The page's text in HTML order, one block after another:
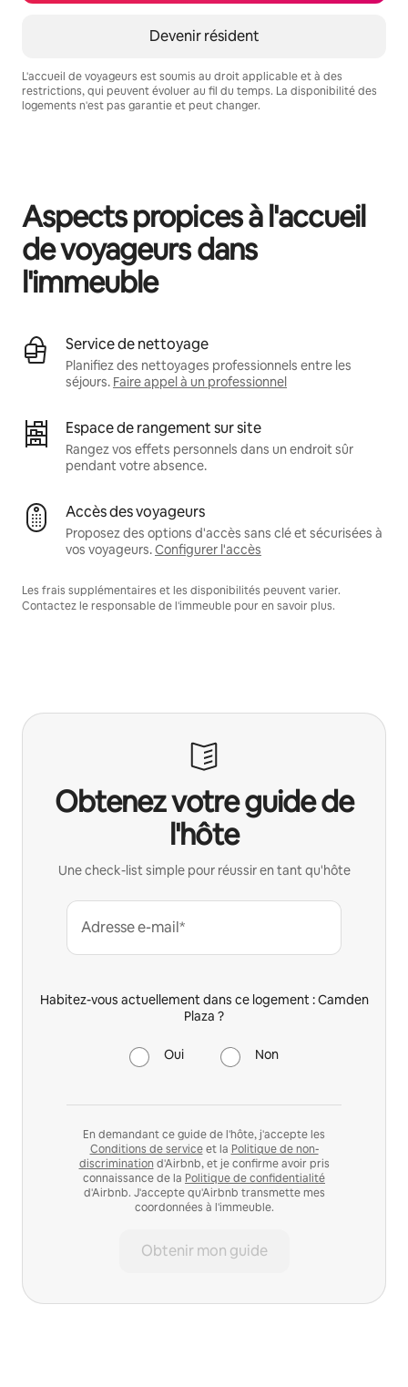
Devenir résident
L'accueil de voyageurs est soumis au droit applicable et à des
restrictions, qui peuvent évoluer au fil du temps. La disponibilité des
logements n'est pas garantie et peut changer.
Aspects propices à l'accueil
de voyageurs dans
l'immeuble
Service de nettoyage
Planifiez des nettoyages professionnels entre les
séjours. Faire appel à un professionnel
Espace de rangement sur site
Rangez vos effets personnels dans un endroit sûr
pendant votre absence.
Accès des voyageurs
Proposez des options d'accès sans clé et sécurisées à
vos voyageurs.Configurer l'accès
Les frais supplémentaires et les disponibilités peuvent varier.
Contactez le responsable de l'immeuble pour en savoir plus.
Obtenez votre guide de
l'hôte
Une check-list simple pour réussir en tant qu'hôte
Adresse e-mail*
Habitez-vous actuellement dans ce logement : Camden
Plaza ?
Oui Non
En demandant ce guide de l'hôte, j'accepte les
Conditions de serviceet la Politique de non-
discrimination d'Airbnb, et je confirme avoir pris
connaissance de la Politique de confidentialité
d'Airbnb. J'accepte qu'Airbnb transmette mes
coordonnées à l'immeuble.
Obtenir mon guide